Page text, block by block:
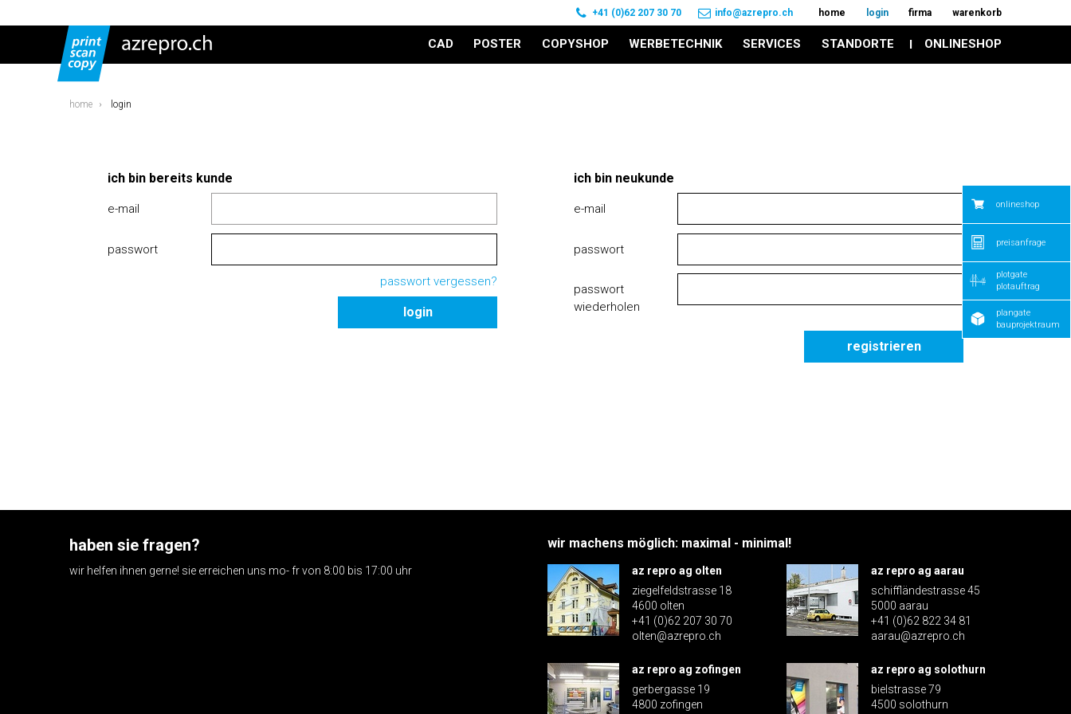
+41 (0)62 207 30 70 info@azrepro.ch home login firma warenkorb
CAD POSTER COPYSHOP WERBETECHNIK SERVICES STANDORTE ONLINESHOP
home login
ich bin bereits kunde
e-mail
passwort
passwort vergessen?
login
ich bin neukunde
e-mail
passwort
passwort
wiederholen
registrieren
onlineshop
preisanfrage
plotgate
plotauftrag
plangate
bauprojektraum
haben sie fragen?
wir helfen ihnen gerne! sie erreichen uns mo- fr von 8:00 bis 17:00 uhr
wir machens möglich: maximal - minimal!
az repro ag olten
ziegelfeldstrasse 18
4600 olten
+41 (0)62 207 30 70
olten@azrepro.ch
az repro ag aarau
schiffländestrasse 45
5000 aarau
+41 (0)62 822 34 81
aarau@azrepro.ch
az repro ag zofingen
gerbergasse 19
4800 zofingen
az repro ag solothurn
bielstrasse 79
4500 solothurn